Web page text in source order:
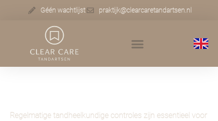
Géén wachtlijst praktijk@clearcaretandartsen.nl
Regelmatige tandheelkundige controles zijn essentieel voor